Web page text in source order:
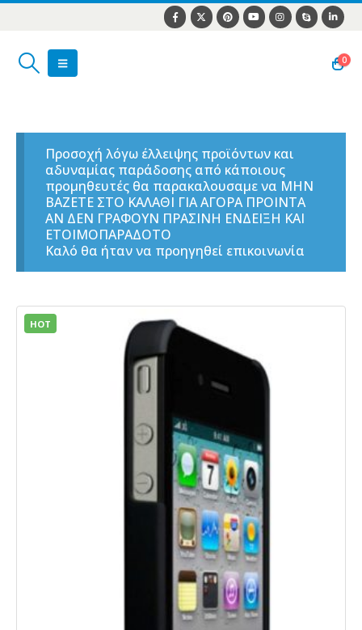
0
Προσοχή λόγω έλλειψης προϊόντων και
αδυναμίας παράδοσης από κάποιους
προμηθευτές θα παρακαλουσαμε να ΜΗΝ
ΒΑΖΕΤΕ ΣΤΟ ΚΑΛΑΘΙ ΓΙΑ ΑΓΟΡΑ ΠΡΟΙΝΤΑ
ΑΝ ΔΕΝ ΓΡΑΦΟΥΝ ΠΡΑΣΙΝΗ ΕΝΔΕΙΞΗ ΚΑΙ
ΕΤΟΙΜΟΠΑΡΑΔΟΤΟ
Καλό θα ήταν να προηγηθεί επικοινωνία
HOT